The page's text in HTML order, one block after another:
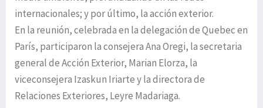
internacionales; y por último, la acción exterior.
En la reunión, celebrada en la delegación de Quebec en
París, participaron la consejera Ana Oregi, la secretaria
general de Acción Exterior, Marian Elorza, la
viceconsejera Izaskun Iriarte y la directora de
Relaciones Exteriores, Leyre Madariaga.